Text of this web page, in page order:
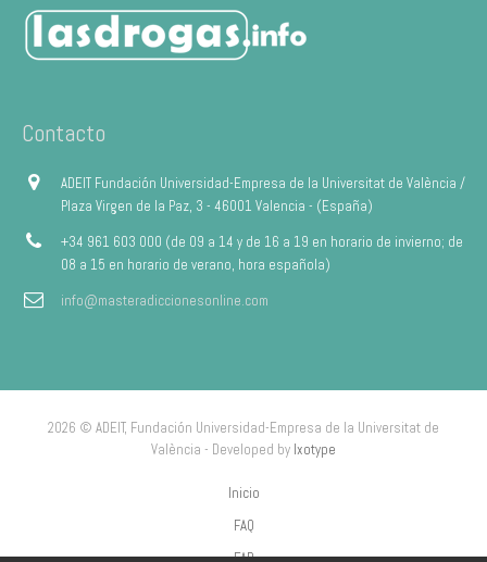
Contacto
ADEIT Fundación Universidad-Empresa de la Universitat de València /
Plaza Virgen de la Paz, 3 - 46001 Valencia - (España)
+34 961 603 000 (de 09 a 14 y de 16 a 19 en horario de invierno; de
08 a 15 en horario de verano, hora española)
info@masteradiccionesonline.com
2026 © ADEIT, Fundación Universidad-Empresa de la Universitat de
València - Developed by Ixotype
Inicio
FAQ
FAP